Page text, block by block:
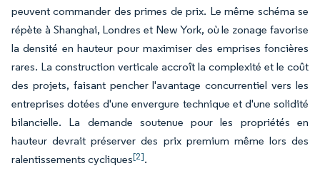
peuvent commander des primes de prix. Le même schéma se
répète à Shanghai, Londres et New York, où le zonage favorise
la densité en hauteur pour maximiser des emprises foncières
rares. La construction verticale accroît la complexité et le coût
des projets, faisant pencher l'avantage concurrentiel vers les
entreprises dotées d'une envergure technique et d'une solidité
bilancielle. La demande soutenue pour les propriétés en
hauteur devrait préserver des prix premium même lors des
ralentissements cycliques[2].